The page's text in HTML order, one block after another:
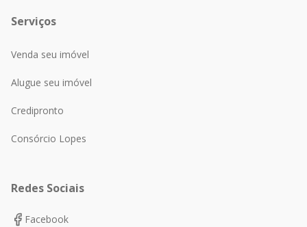
Serviços
Venda seu imóvel
Alugue seu imóvel
Credipronto
Consórcio Lopes
Redes Sociais
Facebook